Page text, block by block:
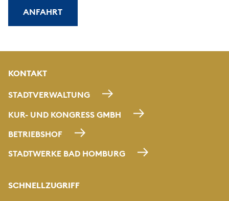
ANFAHRT
KONTAKT
STADTVERWALTUNG
KUR- UND KONGRESS GMBH
BETRIEBSHOF
STADTWERKE BAD HOMBURG
SCHNELLZUGRIFF